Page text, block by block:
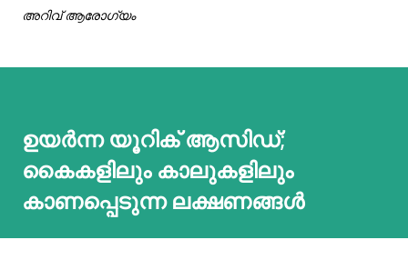
അറിവ് ആരോഗ്യം
ഉയര്‍ന്ന യൂറിക് ആസിഡ്;
കൈകളിലും കാലുകളിലും
കാണപ്പെടുന്ന ലക്ഷണങ്ങള്‍